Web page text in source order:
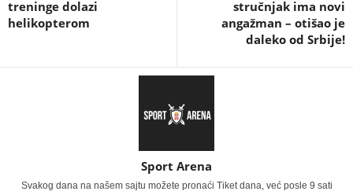
treninge dolazi
helikopterom
stručnjak ima novi
angažman – otišao je
daleko od Srbije!
Sport Arena
Svakog dana na našem sajtu možete pronaći Tiket dana, već posle 9 sati